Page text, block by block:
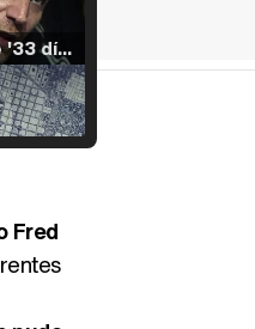
Tráiler de '33 días', la nueva serie de Atresplayer con Julián Villagrán y José Manuel Poga
Tráiler de la tercera temporada de 'The Walking Dead: Dead City' de AMC+
Fred